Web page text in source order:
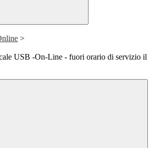
>
USB -On-Line - fuori orario di servizio il